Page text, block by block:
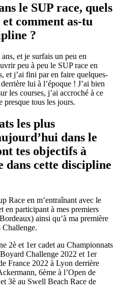
le SUP race, quels
comment as-tu
?
et je surfais un peu en
peu à peu le SUP race en
et j’ai fini par en faire quelques-
lui à l’époque ! J’ai bien
les courses, j’ai accroché à ce
presque tous les jours.
les plus
dans le
tes objectifs à
dans cette discipline
Race en m’entraînant avec le
en participant à mes premiers
ainsi qu’à ma première
Challenge.
2è et 1er cadet au Championnats
Challenge 2022 et 1er
France 2022 à Lyon derrière
6ème à l’Open de
3è au Swell Beach Race de